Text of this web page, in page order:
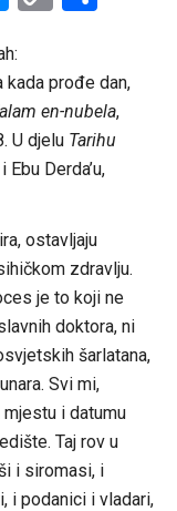
kada prođe dan,
en-nubela,
U djelu Tarihu
Derda’u,
ostavljaju
zdravlju.
je to koji ne
doktora, ni
šarlatana,
Svi mi,
i datumu
Taj rov u
i siromasi, i
i podanici i vladari,